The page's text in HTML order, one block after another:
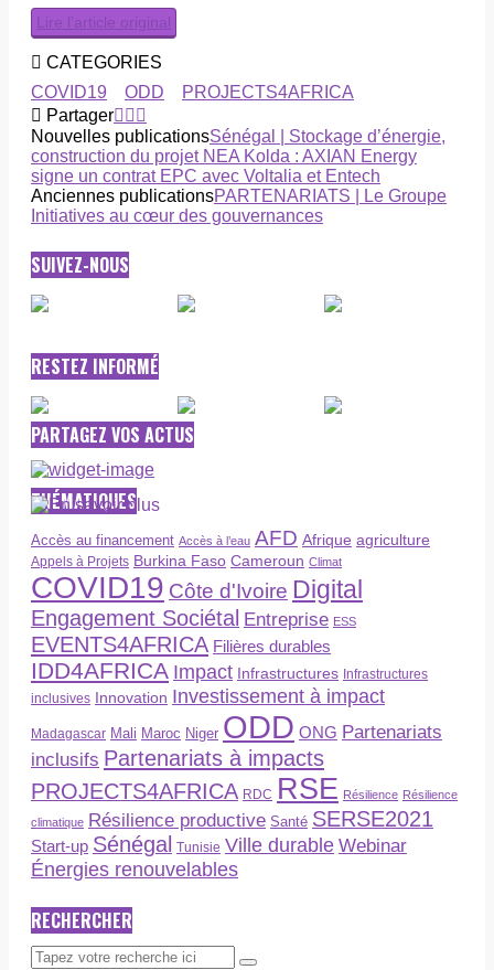
Lire l’article original
CATEGORIES
COVID19
ODD
PROJECTS4AFRICA
Partager
Nouvelles publicationsSénégal | Stockage d’énergie,
construction du projet NEA Kolda : AXIAN Energy
signe un contrat EPC avec Voltalia et Entech
Anciennes publicationsPARTENARIATS | Le Groupe
Initiatives au cœur des gouvernances
SUIVEZ-NOUS
RESTEZ INFORMÉ
PARTAGEZ VOS ACTUS
THÉMATIQUES
Accès au financement Accès à l’eau AFD Afrique agriculture
Appels à Projets Burkina Faso Cameroun Climat
COVID19 Côte d'Ivoire Digital
Engagement Sociétal Entreprise ESS
EVENTS4AFRICA Filières durables
IDD4AFRICA Impact Infrastructures Infrastructures
inclusives Innovation Investissement à impact
Madagascar Mali Maroc Niger ODD ONG Partenariats
inclusifs Partenariats à impacts
PROJECTS4AFRICA RDC RSE Résilience Résilience
climatique Résilience productive Santé SERSE2021
Start-up Sénégal Tunisie Ville durable Webinar
Énergies renouvelables
RECHERCHER